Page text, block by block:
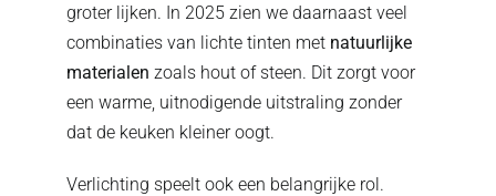
groter lijken. In 2025 zien we daarnaast veel
combinaties van lichte tinten met natuurlijke
materialen zoals hout of steen. Dit zorgt voor
een warme, uitnodigende uitstraling zonder
dat de keuken kleiner oogt.
Verlichting speelt ook een belangrijke rol.